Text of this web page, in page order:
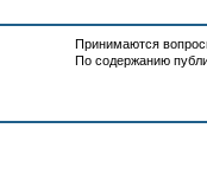
Принимаются
По содержанию